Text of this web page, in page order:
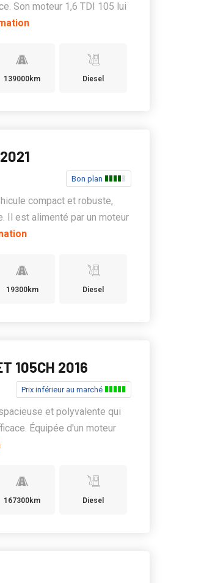
Son moteur 1,6 TDI 105 lui
139000km Diesel
Bon plan
compact et robuste,
Il est alimenté par un moteur
19300km Diesel
105CH 2016
Prix inférieur au marché
et polyvalente qui
Équipée d'un moteur
167300km Diesel